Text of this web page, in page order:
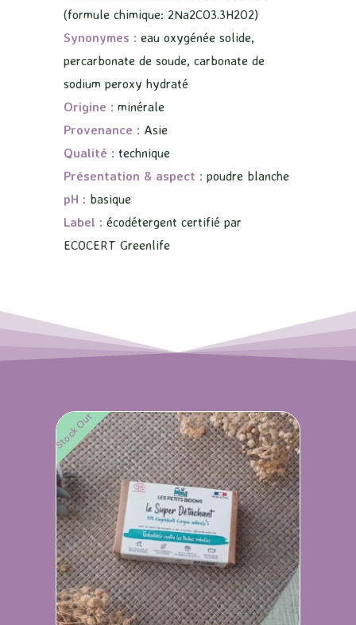
(formule chimique: 2Na2CO3.3H2O2)
Synonymes : eau oxygénée solide,
percarbonate de soude, carbonate de
sodium peroxy hydraté
Origine : minérale
Provenance : Asie
Qualité : technique
Présentation & aspect : poudre blanche
pH : basique
Label : écodétergent certifié par
ECOCERT Greenlife
Stock Out